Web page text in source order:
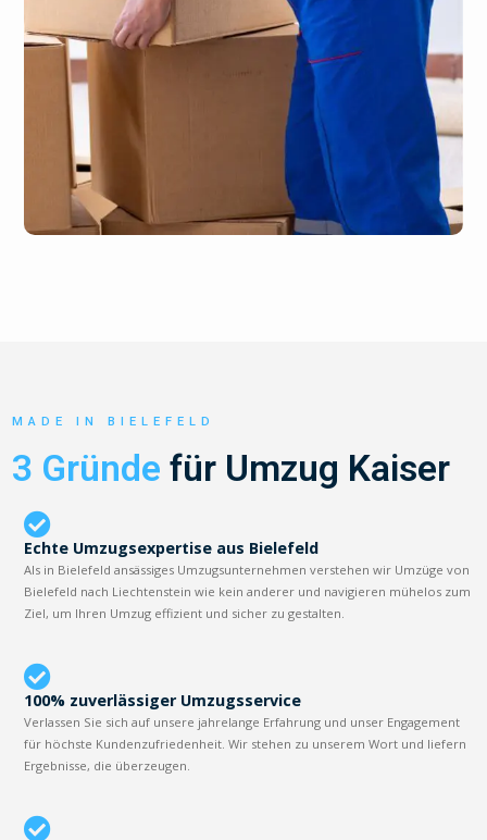
MADE IN BIELEFELD
3 Gründe für Umzug Kaiser
Echte Umzugsexpertise aus Bielefeld
Als in Bielefeld ansässiges Umzugsunternehmen verstehen wir Umzüge von
Bielefeld nach Liechtenstein wie kein anderer und navigieren mühelos zum
Ziel, um Ihren Umzug effizient und sicher zu gestalten.
100% zuverlässiger Umzugsservice
Verlassen Sie sich auf unsere jahrelange Erfahrung und unser Engagement
für höchste Kundenzufriedenheit. Wir stehen zu unserem Wort und liefern
Ergebnisse, die überzeugen.